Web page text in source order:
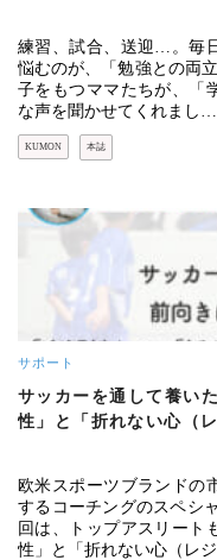
練習、試合、送迎…。毎
悩むのが、「勉強との両
子をもつママたちが、「
な声を聞かせてくれまし…
KUMON 本誌
サポート
サッカーを通して養い
性」と「折れない心（
欧米スポーツブランドの
するコーチングのスペシ
回は、トップアスリート
性」と「折れない心（レ